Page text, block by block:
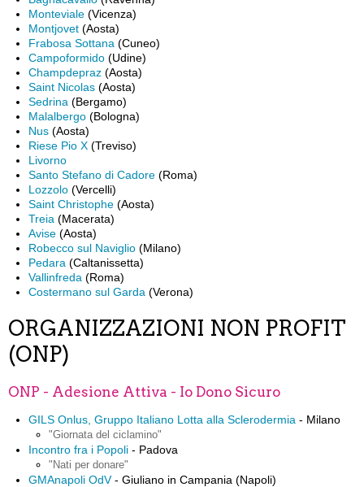
Monteviale (Vicenza)
Montjovet (Aosta)
Frabosa Sottana (Cuneo)
Campoformido (Udine)
Champdepraz (Aosta)
Saint Nicolas (Aosta)
Sedrina (Bergamo)
Malalbergo (Bologna)
Nus (Aosta)
Riese Pio X (Treviso)
Livorno
Santo Stefano di Cadore (Roma)
Lozzolo (Vercelli)
Saint Christophe (Aosta)
Treia (Macerata)
Avise (Aosta)
Robecco sul Naviglio (Milano)
Pedara (Caltanissetta)
Vallinfreda (Roma)
Costermano sul Garda (Verona)
ORGANIZZAZIONI NON PROFIT
(ONP)
ONP - Adesione Attiva - Io Dono Sicuro
GILS Onlus, Gruppo Italiano Lotta alla Sclerodermia - Milano
"Giornata del ciclamino"
Incontro fra i Popoli - Padova
"Nati per donare"
GMAnapoli OdV- Giuliano in Campania (Napoli)